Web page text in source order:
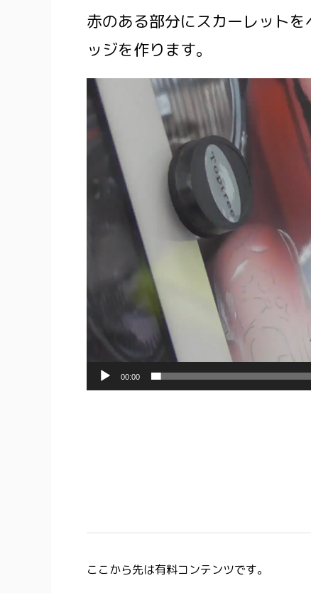
赤のある部分にスカーレット
ッジを作ります。
動
プ
レ
ー
00:00
ここから先は有料コンテンツです。